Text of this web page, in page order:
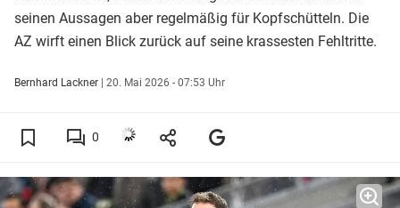
seinen Aussagen aber regelmäßig für Kopfschütteln. Die
AZ wirft einen Blick zurück auf seine krassesten Fehltritte.
Bernhard Lackner | 20. Mai 2026 - 07:53 Uhr
0